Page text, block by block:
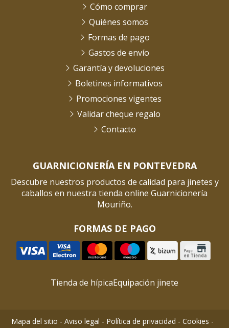
GUARNICIONERÍA EN PONTEVEDRA
Descubre nuestros productos de calidad para jinetes y
caballos en nuestra tienda online Guarnicionería
Mouriño.
FORMAS DE PAGO
Cómo comprar
Quiénes somos
Formas de pago
Gastos de envío
Garantía y devoluciones
Boletines informativos
Promociones vigentes
Validar cheque regalo
Contacto
Tienda de hípicaEquipación jinete
Mapa del sitio - Aviso legal - Política de privacidad - Cookies -